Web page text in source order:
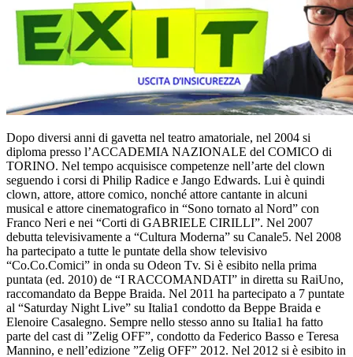
Dopo diversi anni di gavetta nel teatro amatoriale, nel 2004 si
diploma presso l’ACCADEMIA NAZIONALE del COMICO di
TORINO. Nel tempo acquisisce competenze nell’arte del clown
seguendo i corsi di Philip Radice e Jango Edwards. Lui è quindi
clown, attore, attore comico, nonché attore cantante in alcuni
musical e attore cinematografico in “Sono tornato al Nord” con
Franco Neri e nei “Corti di GABRIELE CIRILLI”. Nel 2007
debutta televisivamente a “Cultura Moderna” su Canale5. Nel 2008
ha partecipato a tutte le puntate della show televisivo
“Co.Co.Comici” in onda su Odeon Tv. Si è esibito nella prima
puntata (ed. 2010) de “I RACCOMANDATI” in diretta su RaiUno,
raccomandato da Beppe Braida. Nel 2011 ha partecipato a 7 puntate
al “Saturday Night Live” su Italia1 condotto da Beppe Braida e
Elenoire Casalegno. Sempre nello stesso anno su Italia1 ha fatto
parte del cast di ”Zelig OFF”, condotto da Federico Basso e Teresa
Mannino, e nell’edizione ”Zelig OFF” 2012. Nel 2012 si è esibito in